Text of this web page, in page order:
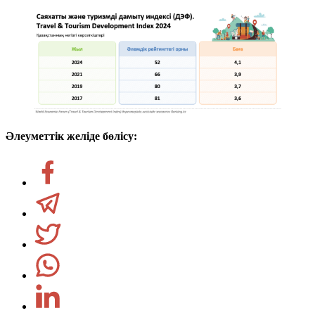
Әлеуметтік желіде бөлісу: